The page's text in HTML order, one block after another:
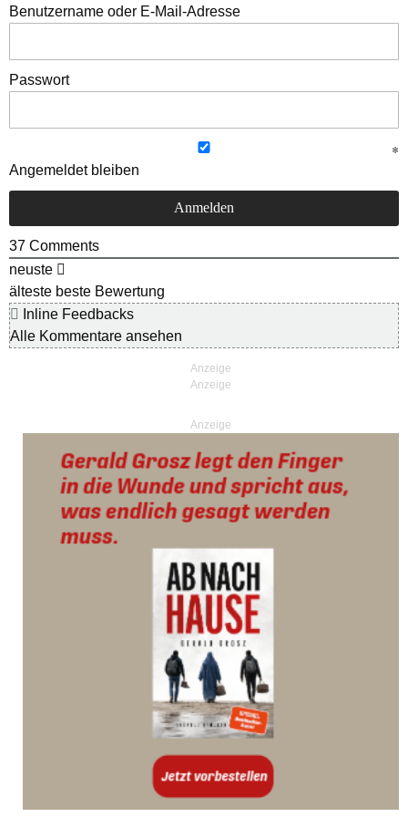
Benutzername oder E-Mail-Adresse
Passwort
Angemeldet bleiben
37 Comments
neuste
älteste beste Bewertung
Inline Feedbacks
Alle Kommentare ansehen
Anzeige